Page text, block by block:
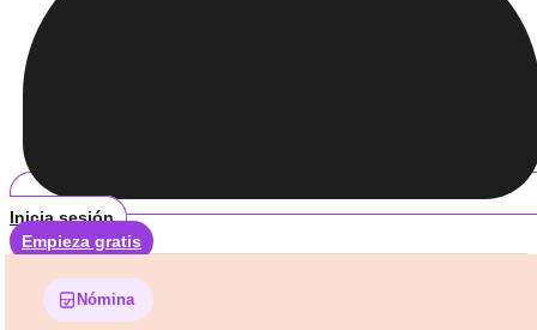
Inicia sesión
Empieza gratis
Nómina